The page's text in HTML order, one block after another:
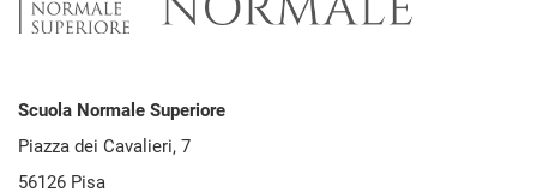
Scuola Normale Superiore
Piazza dei Cavalieri, 7
56126 Pisa